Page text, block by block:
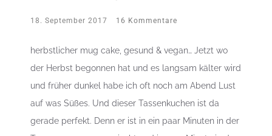
18. September 2017 16 Kommentare
herbstlicher mug cake, gesund & vegan… Jetzt wo
der Herbst begonnen hat und es langsam kälter wird
und früher dunkel habe ich oft noch am Abend Lust
auf was Süßes. Und dieser Tassenkuchen ist da
gerade perfekt. Denn er ist in ein paar Minuten in der